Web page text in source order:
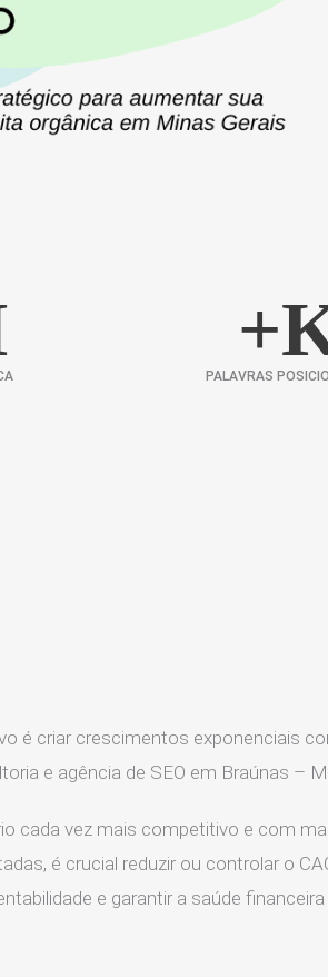
+
PALAVRAS
é criar crescimentos exponenciais
e agência de SEO em Braúnas –
cada vez mais competitivo e com
é crucial reduzir ou controlar o
e garantir a saúde financeira